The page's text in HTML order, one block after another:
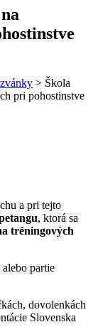
> Škola
pri pohostinstve
a pri tejto
, ktorá sa
tréningových
partie
dovolenkách
Slovenska